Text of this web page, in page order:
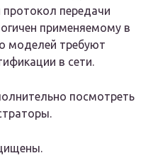
передачи
применяемому в
моделей требуют
в сети.
посмотреть